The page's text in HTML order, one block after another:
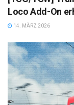
Loco Add-On
14. MÄRZ 2026